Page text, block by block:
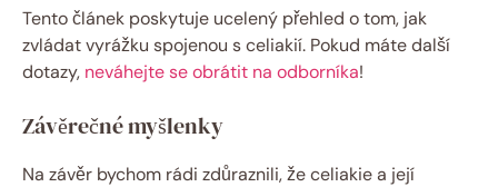
Tento článek poskytuje ⁢ucelený přehled o ​tom, jak
⁤zvládat​ vyrážku spojenou s celiakií.​ Pokud máte ​další⁣
dotazy,‌ neváhejte se obrátit na odborníka!
Závěrečné myšlenky
Na závěr bychom rádi zdůraznili,‌ že⁤ celiakie a její